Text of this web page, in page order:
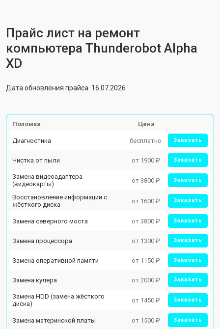
Прайс лист на ремонт
компьютера Thunderobot Alpha
XD
Дата обновления прайса: 16.07.2026
Поломка Цена
Диагностика бесплатно Заказать
Чистка от пыли от 1900 ₽ Заказать
Замена видеоадаптера
(видеокарты)
от 3800 ₽ Заказать
Восстановление информации с
жёсткого диска
от 1600 ₽ Заказать
Замена северного моста от 3800 ₽ Заказать
Замена процессора от 1300 ₽ Заказать
Замена оперативной памяти от 1150 ₽ Заказать
Замена кулера от 2000 ₽ Заказать
Замена HDD (замена жёсткого
диска)
от 1450 ₽ Заказать
Замена материнской платы от 1500 ₽ Заказать